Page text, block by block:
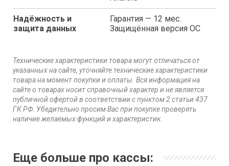
Надёжность и
защита данных
Гарантия — 12 мес.
Защищённая версия ОС
Технические характеристики товара могут отличаться от
указанных на сайте, уточняйте технические характеристики
товара на момент покупки и оплаты. Вся информация на
сайте о товарах носит справочный характер и не является
публичной офертой в соответствии с пунктом 2 статьи 437
ГК РФ. Убедительно просим Вас при покупке проверять
наличие желаемых функций и характеристик.
Еще больше про кассы: